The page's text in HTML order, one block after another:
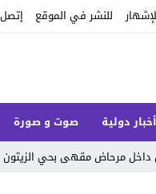
للنشر في الموقع إتصل
أخبار دولية صوت و صورة
داخل مرحاض مقهى بحي